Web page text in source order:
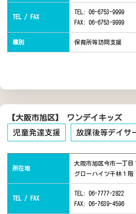
TEL / FAX
TEL: 06-6753-9999
FAX: 06-6753-9999
種別 保育所等訪問支援
【大阪市旭区】 ワンデイキッズ
児童発達支援
放課後等デイサ
所在地
大阪市旭区今市一丁目
グローハイツ千林１階
TEL / FAX
TEL: 06-7777-2822
FAX: 06-7639-4596